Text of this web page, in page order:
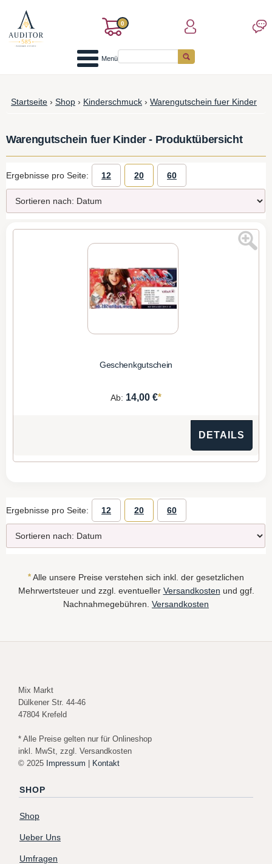
0
Menü
Startseite › Shop › Kinderschmuck › Warengutschein fuer Kinder
Warengutschein fuer Kinder - Produktübersicht
Ergebnisse pro Seite: 12 20 60
Geschenkgutschein
Ab: 14,00 €*
DETAILS
Ergebnisse pro Seite: 12 20 60
* Alle unsere Preise verstehen sich inkl. der gesetzlichen
Mehrwertsteuer und zzgl. eventueller Versandkosten und ggf.
Nachnahmegebühren. Versandkosten
Mix Markt
Dülkener Str. 44-46
47804 Krefeld
* Alle Preise gelten nur für Onlineshop
inkl. MwSt, zzgl. Versandkosten
© 2025 Impressum | Kontakt
SHOP
Shop
Ueber Uns
Umfragen